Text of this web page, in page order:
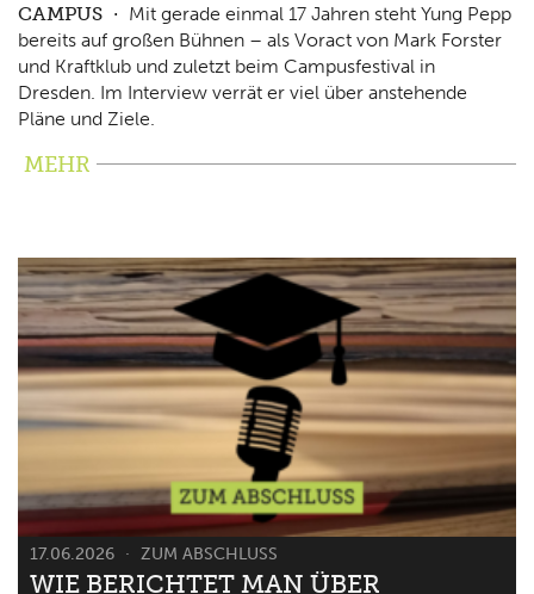
CAMPUS
Mit gerade einmal 17 Jahren steht Yung Pepp
bereits auf großen Bühnen – als Voract von Mark Forster
und Kraftklub und zuletzt beim Campusfestival in
Dresden. Im Interview verrät er viel über anstehende
Pläne und Ziele.
MEHR
17.06.2026 ZUM ABSCHLUSS
WIE BERICHTET MAN ÜBER